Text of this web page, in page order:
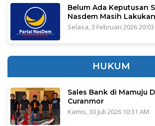
Belum Ada Keputusan
Nasdem Masih
Selasa, 3 Februari 2026 20:03
HUKUM
Sales Bank di Mamuju
Curanmor
Kamis, 30 Juli 2026 10:31 AM